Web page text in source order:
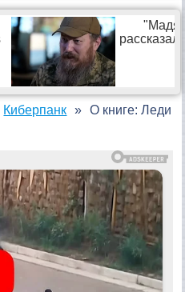
Киберпанк
О книге: Леди